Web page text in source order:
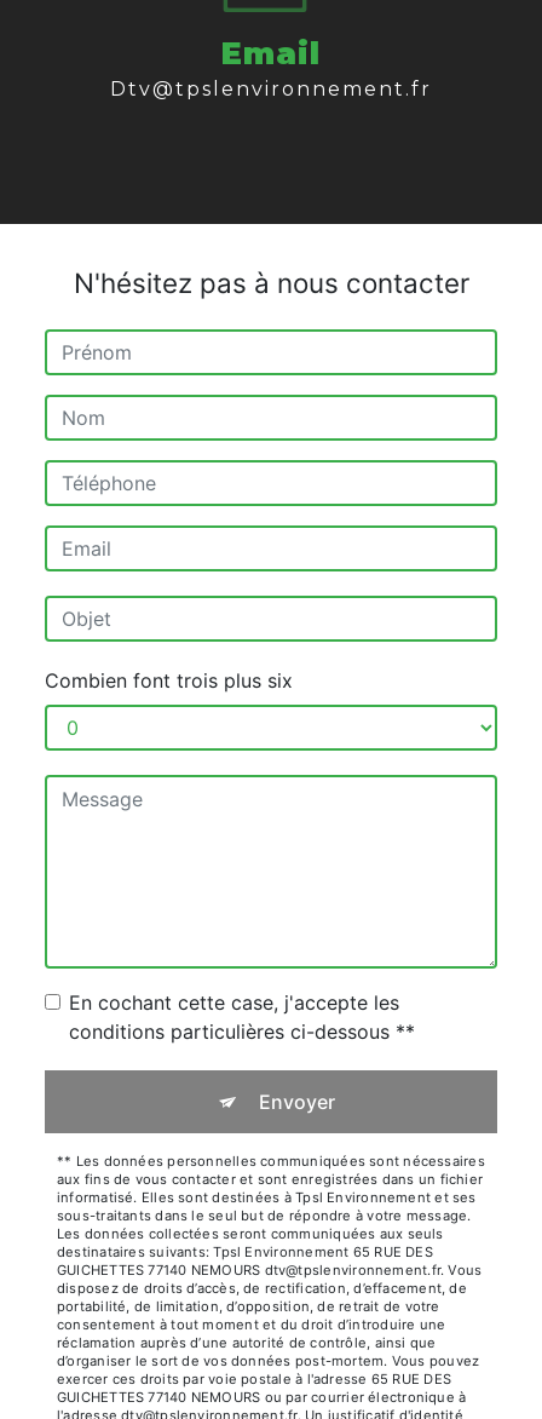
Email
dtv@tpslenvironnement.fr
N'hésitez pas à nous contacter
Combien font trois plus six
En cochant cette case, j'accepte les
conditions particulières ci-dessous **
Envoyer
** Les données personnelles communiquées sont nécessaires
aux fins de vous contacter et sont enregistrées dans un fichier
informatisé. Elles sont destinées à Tpsl Environnement et ses
sous-traitants dans le seul but de répondre à votre message.
Les données collectées seront communiquées aux seuls
destinataires suivants: Tpsl Environnement 65 RUE DES
GUICHETTES 77140 NEMOURS dtv@tpslenvironnement.fr. Vous
disposez de droits d’accès, de rectification, d’effacement, de
portabilité, de limitation, d’opposition, de retrait de votre
consentement à tout moment et du droit d’introduire une
réclamation auprès d’une autorité de contrôle, ainsi que
d’organiser le sort de vos données post-mortem. Vous pouvez
exercer ces droits par voie postale à l'adresse 65 RUE DES
GUICHETTES 77140 NEMOURS ou par courrier électronique à